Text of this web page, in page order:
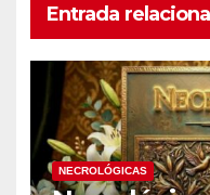
Entrada
NECROLÓGICAS